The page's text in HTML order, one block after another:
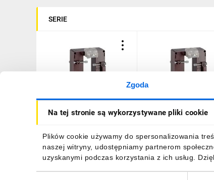
Zgoda
Na tej stronie są wykorzystywane pliki cookie
Plików cookie używamy do spersonalizowania
naszej witryny, udostępniamy partnerom
uzyskanymi podczas korzystania z ich usług.
SERIE
Przekładnik prądowy
TAS102 38X102mm
TAMP50D250
156,48 zł brutto
Przekładnik prądowy
TAS102 38X102mm
TAMP50D200
141,28 złbrutto